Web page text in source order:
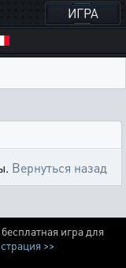
ИГРА
Вернуться назад
игра для
>>